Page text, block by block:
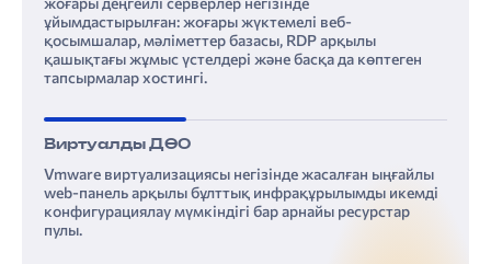
ұйымдастырылған: жоғары жүктемелі веб-
қосымшалар, мәліметтер базасы, RDP арқылы
қашықтағы жұмыс үстелдері және басқа да көптеген
тапсырмалар хостингі.
Виртуалды ДӨО
Vmware виртуализациясы негізінде жасалған ыңғайлы
web-панель арқылы бұлттық инфрақұрылымды икемді
конфигурациялау мүмкіндігі бар арнайы ресурстар
пулы.